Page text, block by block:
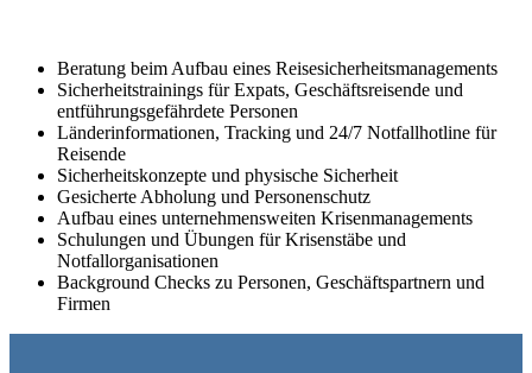
Beratung beim Aufbau eines Reisesicherheitsmanagements
Sicherheitstrainings für Expats, Geschäftsreisende und
entführungsgefährdete Personen
Länderinformationen, Tracking und 24/7 Notfallhotline für
Reisende
Sicherheitskonzepte und physische Sicherheit
Gesicherte Abholung und Personenschutz
Aufbau eines unternehmensweiten Krisenmanagements
Schulungen und Übungen für Krisenstäbe und
Notfallorganisationen
Background Checks zu Personen, Geschäftspartnern und
Firmen